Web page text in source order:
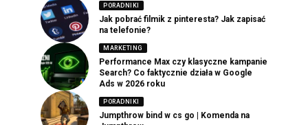
PORADNIKI
Jak pobrać filmik z pinteresta? Jak zapisać
na telefonie?
MARKETING
Performance Max czy klasyczne kampanie
Search? Co faktycznie działa w Google
Ads w 2026 roku
PORADNIKI
Jumpthrow bind w cs go | Komenda na